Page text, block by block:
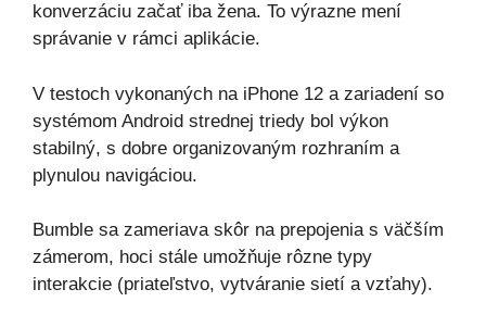
konverzáciu začať iba žena. To výrazne mení
správanie v rámci aplikácie.
V testoch vykonaných na iPhone 12 a zariadení so
systémom Android strednej triedy bol výkon
stabilný, s dobre organizovaným rozhraním a
plynulou navigáciou.
Bumble sa zameriava skôr na prepojenia s väčším
zámerom, hoci stále umožňuje rôzne typy
interakcie (priateľstvo, vytváranie sietí a vzťahy).